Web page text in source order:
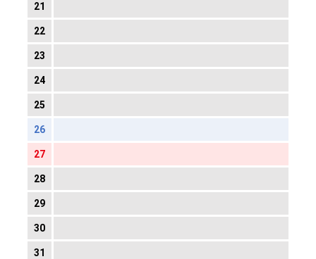
21
22
23
24
25
26
27
28
29
30
31